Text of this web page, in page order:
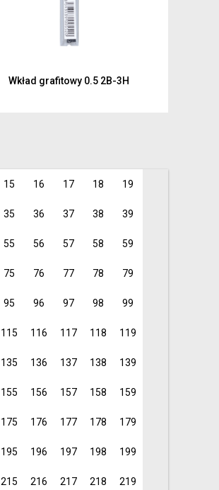
Wkład grafitowy 0.5 2B-3H
15 16 17 18 19
35 36 37 38 39
55 56 57 58 59
75 76 77 78 79
95 96 97 98 99
115 116 117 118 119
135 136 137 138 139
155 156 157 158 159
175 176 177 178 179
195 196 197 198 199
215 216 217 218 219